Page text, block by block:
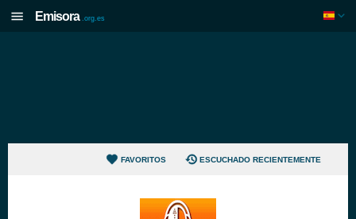
Emisora .org.es
FAVORITOS ESCUCHADO RECIENTEMENTE